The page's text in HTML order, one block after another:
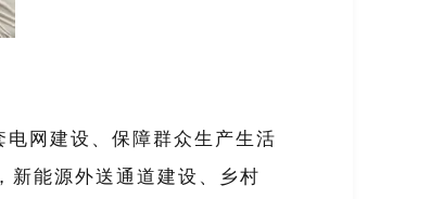
网建设、保障群众生产生活
新能源外送通道建设、乡村